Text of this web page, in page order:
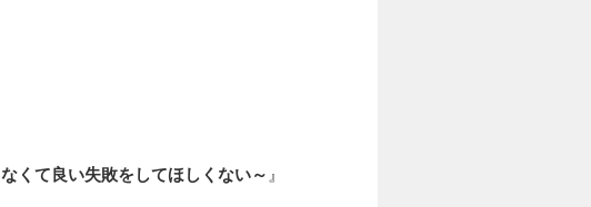
くて良い失敗をしてほしくない～ 』